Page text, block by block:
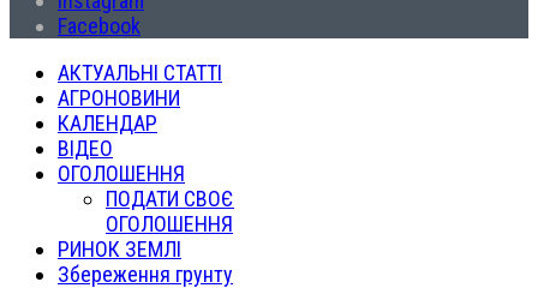
Facebook
АКТУАЛЬНІ СТАТТІ
АГРОНОВИНИ
КАЛЕНДАР
ВІДЕО
ОГОЛОШЕННЯ
ПОДАТИ СВОЄ
ОГОЛОШЕННЯ
РИНОК ЗЕМЛІ
Збереження грунту